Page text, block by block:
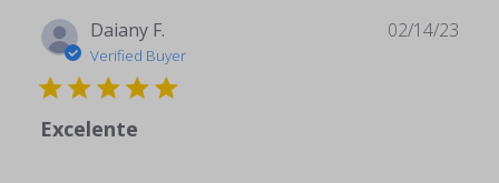
Daiany F.
Verified Buyer
Excelente
02/14/23